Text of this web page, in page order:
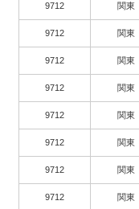
9712 関東
9712 関東
9712 関東
9712 関東
9712 関東
9712 関東
9712 関東
9712 関東